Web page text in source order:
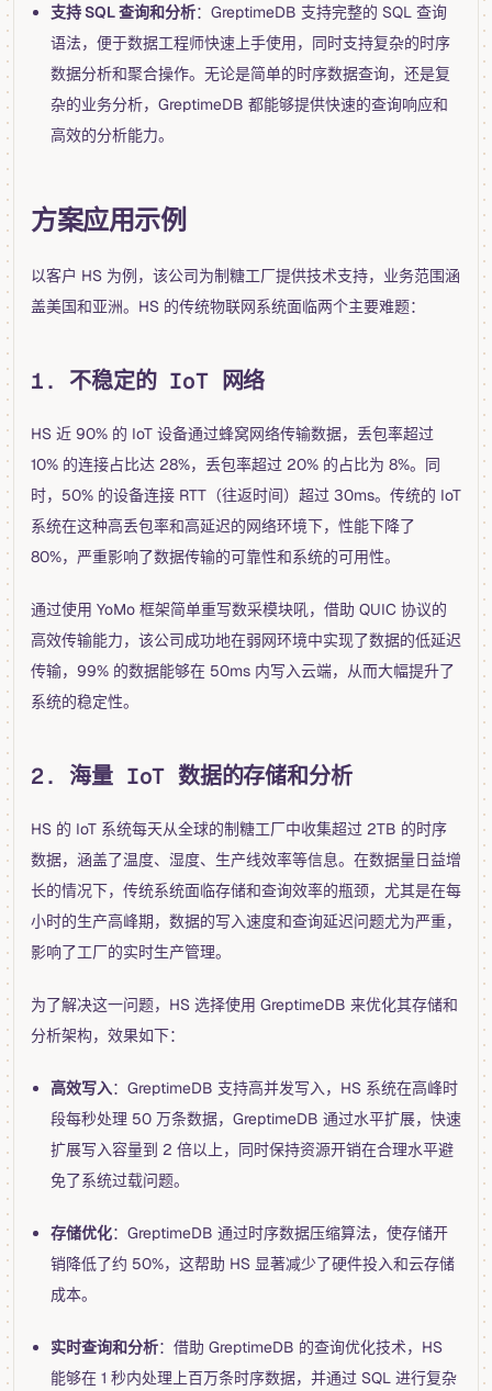
支持 SQL 查询和分析：GreptimeDB 支持完整的 SQL 查询
语法，便于数据工程师快速上手使用，同时支持复杂的时序
数据分析和聚合操作。无论是简单的时序数据查询，还是复
杂的业务分析，GreptimeDB 都能够提供快速的查询响应和
高效的分析能力。
方案应用示例
以客户 HS 为例，该公司为制糖工厂提供技术支持，业务范围涵
盖美国和亚洲。HS 的传统物联网系统面临两个主要难题：
1. 不稳定的 IoT 网络
HS 近 90% 的 IoT 设备通过蜂窝网络传输数据，丢包率超过
10% 的连接占比达 28%，丢包率超过 20% 的占比为 8%。同
时，50% 的设备连接 RTT（往返时间）超过 30ms。传统的 IoT
系统在这种高丢包率和高延迟的网络环境下，性能下降了
80%，严重影响了数据传输的可靠性和系统的可用性。
通过使用 YoMo 框架简单重写数采模块吼，借助 QUIC 协议的
高效传输能力，该公司成功地在弱网环境中实现了数据的低延迟
传输，99% 的数据能够在 50ms 内写入云端，从而大幅提升了
系统的稳定性。
2. 海量 IoT 数据的存储和分析
HS 的 IoT 系统每天从全球的制糖工厂中收集超过 2TB 的时序
数据，涵盖了温度、湿度、生产线效率等信息。在数据量日益增
长的情况下，传统系统面临存储和查询效率的瓶颈，尤其是在每
小时的生产高峰期，数据的写入速度和查询延迟问题尤为严重，
影响了工厂的实时生产管理。
为了解决这一问题，HS 选择使用 GreptimeDB 来优化其存储和
分析架构，效果如下：
高效写入：GreptimeDB 支持高并发写入，HS 系统在高峰时
段每秒处理 50 万条数据，GreptimeDB 通过水平扩展，快速
扩展写入容量到 2 倍以上，同时保持资源开销在合理水平避
免了系统过载问题。
存储优化：GreptimeDB 通过时序数据压缩算法，使存储开
销降低了约 50%，这帮助 HS 显著减少了硬件投入和云存储
成本。
实时查询和分析：借助 GreptimeDB 的查询优化技术，HS
能够在 1 秒内处理上百万条时序数据，并通过 SQL 进行复杂